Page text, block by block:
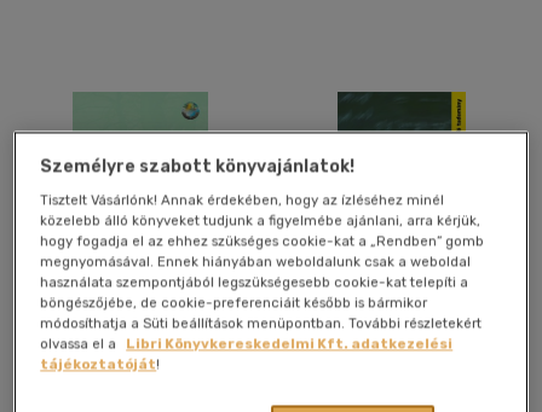
Klímaparadoxonok
Antal Z. László
Technomenedzsment
Személyre szabott könyvajánlatok!
Tisztelt Vásárlónk! Annak érdekében, hogy az ízléséhez minél
közelebb álló könyveket tudjunk a figyelmébe ajánlani, arra kérjük,
hogy fogadja el az ehhez szükséges cookie-kat a „Rendben” gomb
megnyomásával. Ennek hiányában weboldalunk csak a weboldal
használata szempontjából legszükségesebb cookie-kat telepíti a
böngészőjébe, de cookie-preferenciáit később is bármikor
módosíthatja a Süti beállítások menüpontban. További részletekért
olvassa el a
Libri Könyvkereskedelmi Kft. adatkezelési
tájékoztatóját!